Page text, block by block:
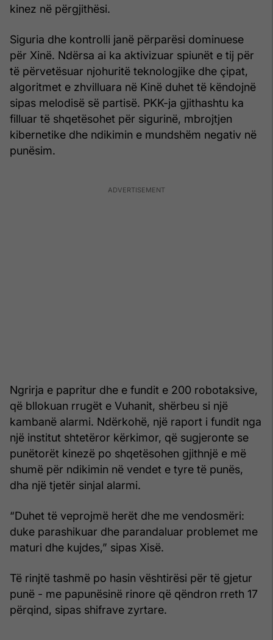
kinez në përgjithësi.
Siguria dhe kontrolli janë përparësi dominuese
për Xinë. Ndërsa ai ka aktivizuar spiunët e tij për
të përvetësuar njohuritë teknologjike dhe çipat,
algoritmet e zhvilluara në Kinë duhet të këndojnë
sipas melodisë së partisë. PKK-ja gjithashtu ka
filluar të shqetësohet për sigurinë, mbrojtjen
kibernetike dhe ndikimin e mundshëm negativ në
punësim.
Ngrirja e papritur dhe e fundit e 200 robotaksive,
që bllokuan rrugët e Vuhanit, shërbeu si një
kambanë alarmi. Ndërkohë, një raport i fundit nga
një institut shtetëror kërkimor, që sugjeronte se
punëtorët kinezë po shqetësohen gjithnjë e më
shumë për ndikimin në vendet e tyre të punës,
dha një tjetër sinjal alarmi.
“Duhet të veprojmë herët dhe me vendosmëri:
duke parashikuar dhe parandaluar problemet me
maturi dhe kujdes,” sipas Xisë.
Të rinjtë tashmë po hasin vështirësi për të gjetur
punë - me papunësinë rinore që qëndron rreth 17
përqind, sipas shifrave zyrtare.